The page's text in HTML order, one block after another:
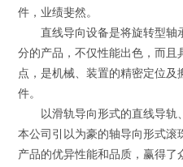
件，业绩斐然。
直线导向设备是将旋转型轴
分的产品，不仅性能出色，而
点，是机械、装置的精密定位
件。
以滑轨导向形式的直线导轨
本公司引以为豪的轴导向形式滚
产品的优异性能和品质，赢得了